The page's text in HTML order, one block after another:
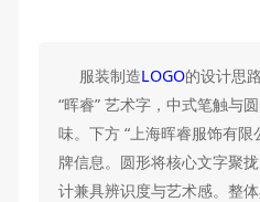
服装制造LOGO的设计思
“晖睿” 艺术字，中式笔触与
味。下方 “上海晖睿服饰有
牌信息。圆形将核心文字聚
计兼具辨识度与艺术感。整